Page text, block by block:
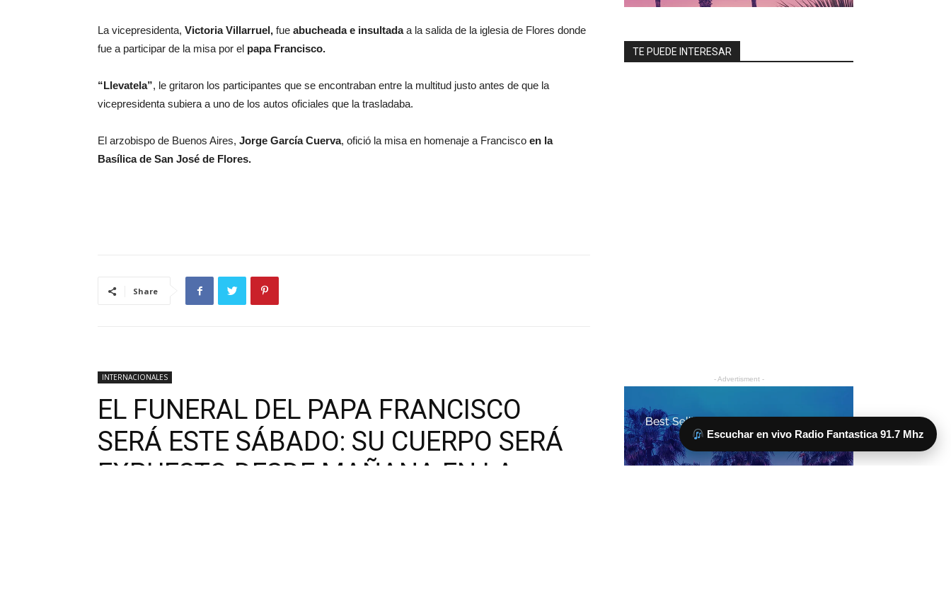
Escuchar en vivo Radio Fantastica 91.7 Mhz
La vicepresidenta, Victoria Villarruel, fue abucheada e insultadaa la salida de la iglesia de Flores donde
fue a participar de la misa por el papa Francisco.
“Llevatela”, le gritaron los participantes que se encontraban entre la multitud justo antes de que la
vicepresidenta subiera a uno de los autos oficiales que la trasladaba.
El arzobispo de Buenos Aires, Jorge García Cuerva, ofició la misa en homenaje a Francisco en la
Basílica de San José de Flores.
Share
TE PUEDE INTERESAR